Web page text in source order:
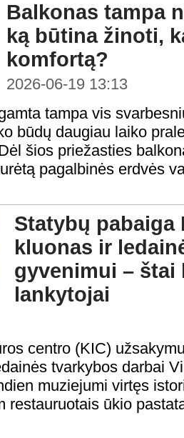
Balkonas tampa
ką būtina žinoti,
komfortą?
2026-06-19 13:13
tampa vis
būdų daugiau laiko
šios priežasties
pagalbinės erdvės
Statybų pabaiga
kluonas ir
gyvenimui – štai
lankytojai
centro (KIC)
tvarkybos darbai
muziejumi virtęs
restauruotais ūkio